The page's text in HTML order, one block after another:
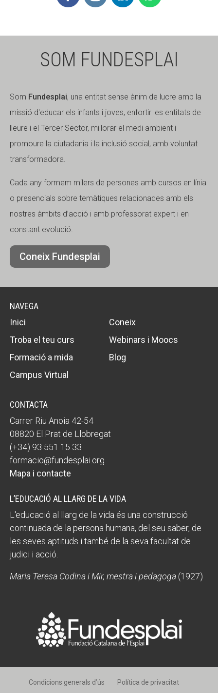
SOM FUNDESPLAI
Som Fundesplai, una entitat sense ànim de lucre amb la
missió d'educar els infants i joves, enfortir les entitats de
lleure i el Tercer Sector, millorar el medi ambient i
promoure la ciutadania i la inclusió social, amb voluntat
transformadora.
Cada any formem milers de persones amb cursos en línia
o presencials sobre temàtiques relacionades amb els
nostres àmbits d’acció i amb professorat expert i en
constant evolució.
Coneix Fundesplai
NAVEGA
Inici
Coneix
Troba el teu curs
Webinars i Moocs
Formació a mida
Blog
Campus Virtual
CONTACTA
Carrer Riu Anoia 42-54
08820 El Prat de Llobregat
(+34) 93 551 15 33
formacio@fundesplai.org
Mapa i contacte
L’EDUCACIÓ AL LLARG DE LA VIDA
L'educació al llarg de la vida és una construcció
continuada de la persona humana, del seu saber, de
les seves aptituds i també de la seva facultat de
judici i acció.
Maria Teresa Codina i Mir, mestra i pedagoga (1927)
Condicions generals d’ús Política de privacitat